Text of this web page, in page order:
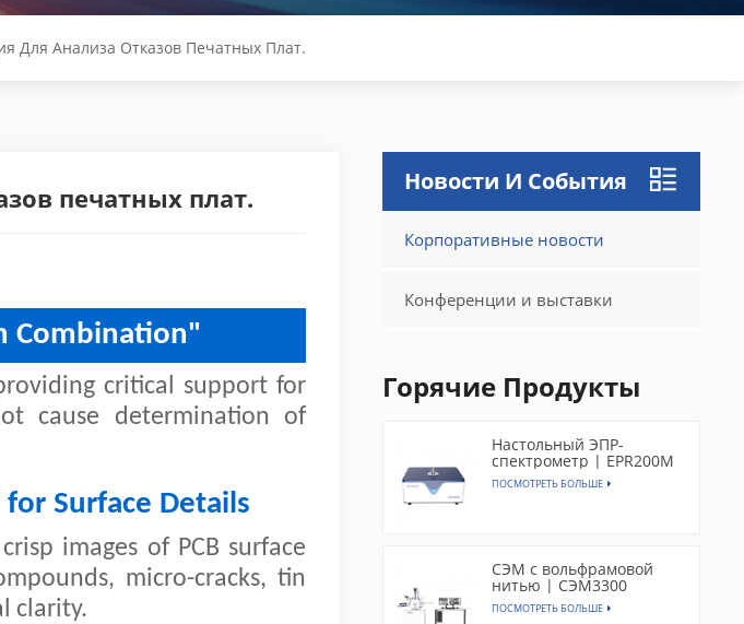
Анализа Отказов Печатных Плат.
печатных плат.
Combination"
critical support for
cause determination of
Surface Details
images of PCB surface
micro-cracks, tin
clarity.
Новости И События
Корпоративные новости
Конференции и выставки
Горячие Продукты
Настольный ЭПР-
спектрометр | EPR200M
ПОСМОТРЕТЬ БОЛЬШЕ
СЭМ с вольфрамовой
нитью | СЭМ3300
ПОСМОТРЕТЬ БОЛЬШЕ